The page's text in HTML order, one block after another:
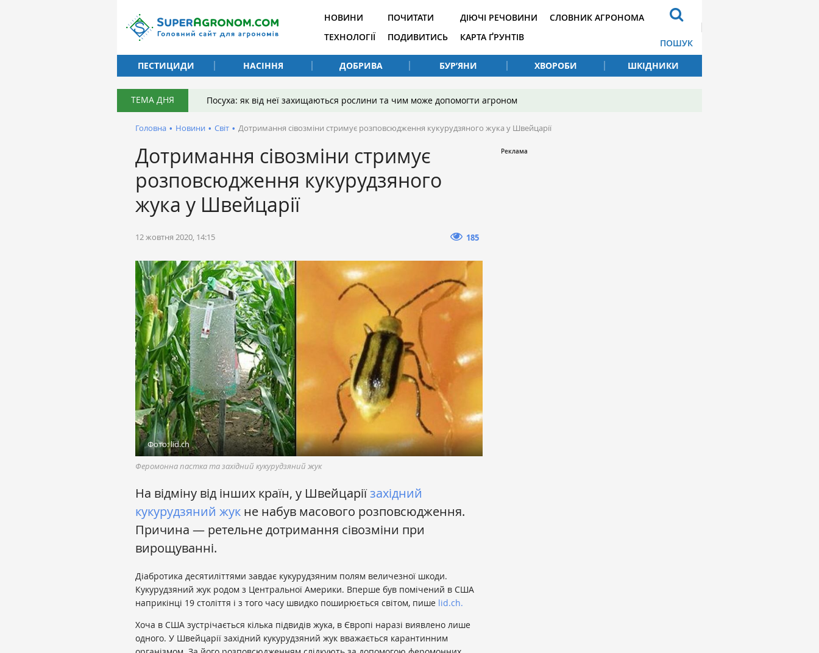
НОВИНИ
ТЕХНОЛОГІЇ
ПОЧИТАТИ
ПОДИВИТИСЬ
ДІЮЧІ РЕЧОВИНИ
КАРТА ҐРУНТІВ
СЛОВНИК АГРОНОМА
ПОШУК
ПЕСТИЦИДИ
НАСІННЯ ДОБРИВА БУР’ЯНИ ХВОРОБИ ШКІДНИКИ
ТЕМА ДНЯ Посуха: як від неї захищаються рослини та чим може допомогти агроном
Головна • Новини • Світ • Дотримання сівозміни стримує розповсюдження кукурудзяного жука у Швейцарії
Дотримання сівозміни стримує
розповсюдження кукурудзяного
жука у Швейцарії
12 жовтня 2020, 14:15 185
Фото: lid.ch
Феромонна пастка та західний кукурудзяний жук
На відміну від інших країн, у Швейцаріїзахідний
кукурудзяний жук не набув масового розповсюдження.
Причина — ретельне дотримання сівозміни при
вирощуванні.
Діабротика десятиліттями завдає кукурудзяним полям величезної шкоди.
Кукурудзяний жук родом з Центральної Америки. Вперше був помічений в США
наприкінці 19 століття і з того часу швидко поширюється світом, пише lid.ch.
Хоча в США зустрічається кілька підвидів жука, в Європі наразі виявлено лише
одного. У Швейцарії західний кукурудзяний жук вважається карантинним